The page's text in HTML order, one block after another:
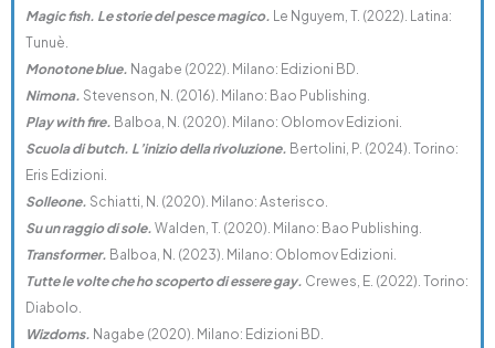
Magic fish. Le storie del pesce magico. Le Nguyem, T. (2022). Latina:
Tunuè.
Monotone blue. Nagabe (2022). Milano: Edizioni BD.
Nimona. Stevenson, N. (2016). Milano: Bao Publishing.
Play with fire. Balboa, N. (2020). Milano: Oblomov Edizioni.
Scuola di butch. L’inizio della rivoluzione. Bertolini, P. (2024). Torino:
Eris Edizioni.
Solleone. Schiatti, N. (2020). Milano: Asterisco.
Su un raggio di sole. Walden, T. (2020). Milano: Bao Publishing.
Transformer. Balboa, N. (2023). Milano: Oblomov Edizioni.
Tutte le volte che ho scoperto di essere gay. Crewes, E. (2022). Torino:
Diabolo.
Wizdoms. Nagabe (2020). Milano: Edizioni BD.